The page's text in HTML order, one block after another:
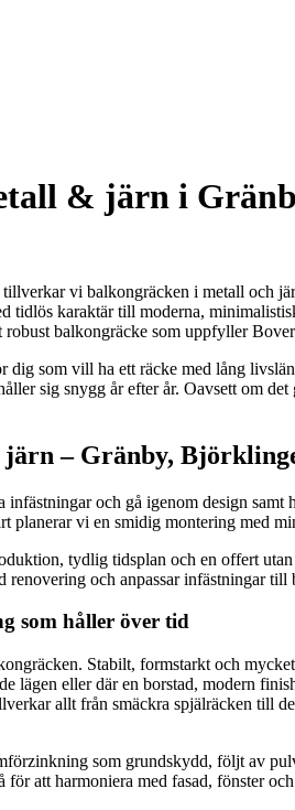
& järn i
vi balkongräcken i metall och
tidlös karaktär till moderna,
balkongräcke som uppfyller
dig som vill ha ett räcke med lång
sig snygg år efter år. Oavsett om
– Gränby,
och gå igenom design
planerar vi en smidig montering med
tydlig tidsplan och en offert
och anpassar infästningar till
som håller över tid
Stabilt, formstarkt och
lägen eller där en borstad, modern
allt från smäckra spjälräcken till
som grundskydd, följt av
att harmoniera med fasad, fönster